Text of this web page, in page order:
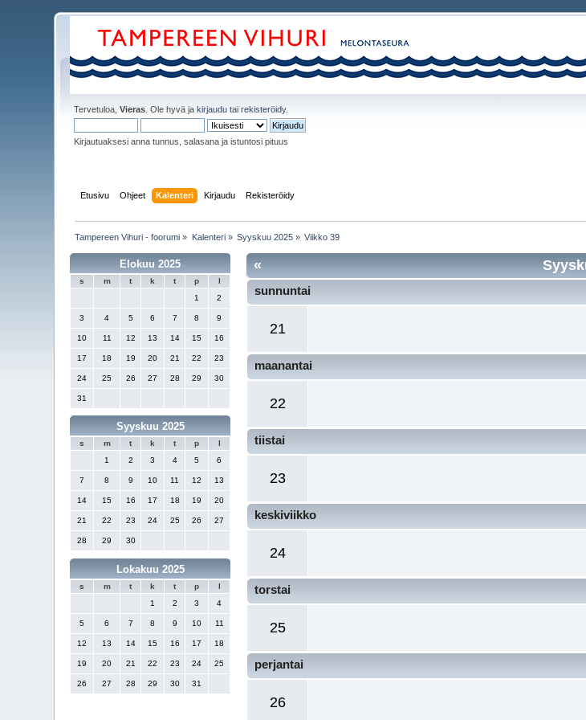
Tervetuloa,Vieras . Ole hyvä jakirjaudu tairekisteröidy.
Kirjautuaksesi anna tunnus, salasana ja istuntosi pituus
Etusivu Ohjeet Kalenteri Kirjaudu Rekisteröidy
Tampereen Vihuri - foorumi » Kalenteri» Syyskuu 2025 » Viikko 39
Elokuu 2025
s m t k t p
l
1
2
3 4 5 6 7 8 9
10 11 12 13 14 15 16
17 18 19 20 21 22 23
24 25 26 27 28 29 30
31
Syyskuu 2025
s m t k t p
l
1
2 3 4 5 6
7 8 9 10 11 12 13
14 15 16 17 18 19 20
21 22 23 24 25 26 27
28 29 30
Lokakuu 2025
s m t k t p
l
1
2 3 4
5 6 7 8 9 10 11
12 13 14 15 16 17 18
19 20 21 22 23 24 25
26 27 28 29 30 31
«
sunnuntai
21
maanantai
22
tiistai
23
keskiviikko
24
torstai
25
perjantai
26